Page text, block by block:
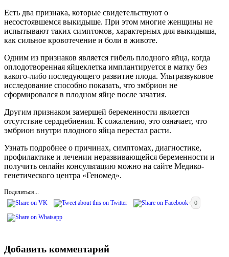
Есть два признака, которые свидетельствуют о
несостоявшемся выкидыше. При этом многие женщины не
испытывают таких симптомов, характерных для выкидыша,
как сильное кровотечение и боли в животе.
Одним из признаков является гибель плодного яйца, когда
оплодотворенная яйцеклетка имплантируется в матку без
какого-либо последующего развитие плода. Ультразвуковое
исследование способно показать, что эмбрион не
сформировался в плодном яйце после зачатия.
Другим признаком замершей беременности является
отсутствие сердцебиения. К сожалению, это означает, что
эмбрион внутри плодного яйца перестал расти.
Узнать подробнее о причинах, симптомах, диагностике,
профилактике и лечении неразвивающейся беременности и
получить онлайн консультацию можно на сайте Медико-
генетического центра «Геномед».
Поделиться...
0
Добавить комментарий